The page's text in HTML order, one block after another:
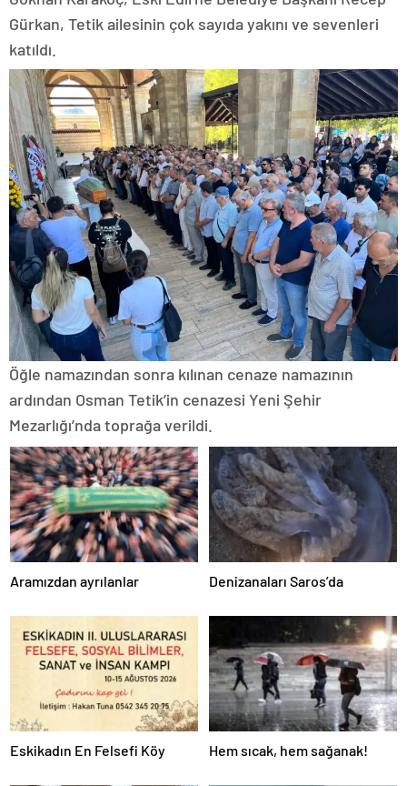
Gürkan, Tetik ailesinin çok sayıda yakını ve sevenleri
katıldı.
Öğle namazından sonra kılınan cenaze namazının
ardından Osman Tetik’in cenazesi Yeni Şehir
Mezarlığı’nda toprağa verildi.
Aramızdan ayrılanlar Denizanaları Saros’da
Eskikadın En Felsefi Köy Hem sıcak, hem sağanak!